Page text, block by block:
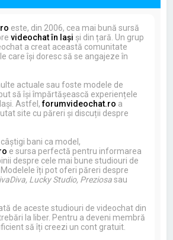
este, din 2006, cea mai bună sursă
videochat în Iași și din țară. Un grup
a creat această comunitate
care își doresc să se angajeze în
actuale sau foste modele de
să își împărtășească experiențele
Astfel,forumvideochat.ro a
site cu păreri și discuții despre
bani ca model,
e sursa perfectă pentru informarea
despre cele mai bune studiouri de
îți pot oferi păreri despre
Lucky Studio, Preziosasau
de aceste studiouri de videochat din
la liber. Pentru a deveni membră
să îți creezi un cont gratuit.